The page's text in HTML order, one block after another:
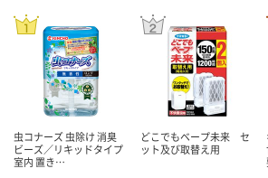
虫コナーズ 虫除け 消臭
ビーズ／リキッドタイプ
室内 置き…
どこでもベープ未来 セ
ット及び取替え用